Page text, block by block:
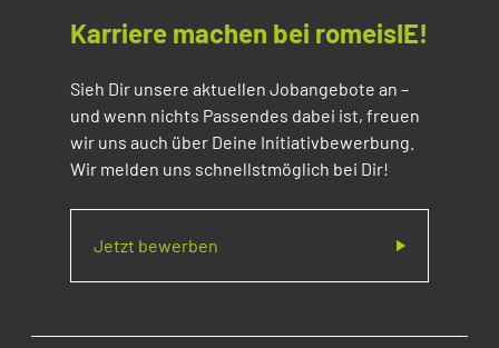
Karriere machen bei romeisIE!
Sieh Dir unsere aktuellen Jobangebote an –
und wenn nichts Passendes dabei ist, freuen
wir uns auch über Deine Initiativbewerbung.
Wir melden uns schnellstmöglich bei Dir!
Jetzt bewerben